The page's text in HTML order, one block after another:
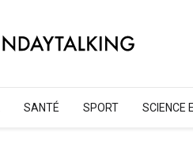
SANTÉ SPORT SCIENCE